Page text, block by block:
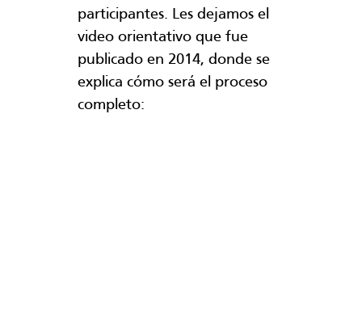
participantes. Les dejamos el
video orientativo que fue
publicado en 2014, donde se
explica cómo será el proceso
completo: